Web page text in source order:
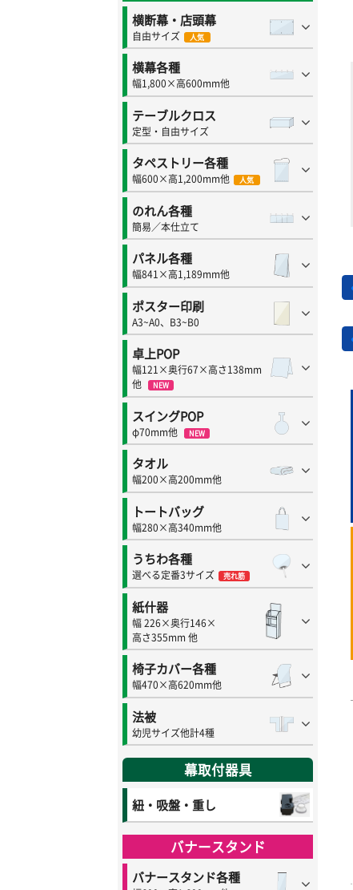
横断幕・店頭幕
自由サイズ 人気
横幕各種
幅1,800×高600mm他
テーブルクロス
定型・自由サイズ
タペストリー各種
幅600×高1,200mm他 人気
のれん各種
簡易／本仕立て
パネル各種
幅841×高1,189mm他
ポスター印刷
A3~A0、B3~B0
卓上POP
幅121×奥行67×高さ138mm
他
NEW
スイングPOP
φ70mm他 NEW
タオル
幅200×高200mm他
トートバッグ
幅280×高340mm他
うちわ各種
選べる定番3サイズ 売れ筋
紙什器
幅 226×奥行146×
高さ355mm 他
椅子カバー各種
幅470×高620mm他
法被
幼児サイズ他計4種
幕取付器具
紐・吸盤・重し
バナースタンド
バナースタンド各種